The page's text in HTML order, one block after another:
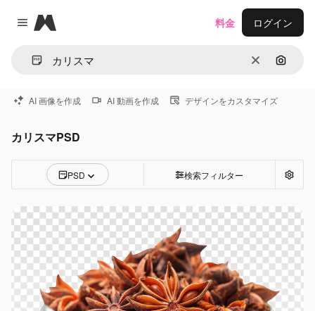
Close menu
Magnific
消去 画像で
料金 ログイン
AI 画像を作成 AI 動画を作成 デザインをカスタマイズ
カリスマPSD
PSD 検索フィルター